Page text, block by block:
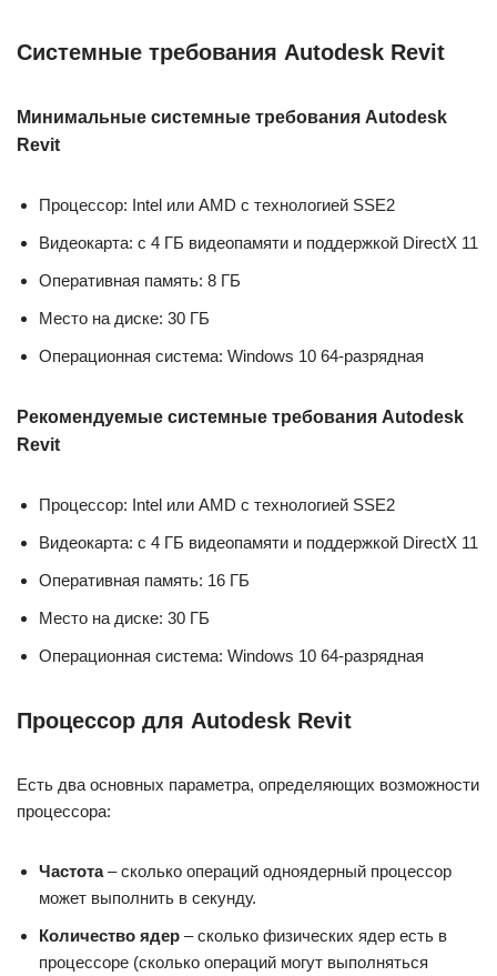
Системные требования Autodesk Revit
Минимальные системные требования Autodesk
Revit
Процессор: Intel или AMD с технологией SSE2
Видеокарта: с 4 ГБ видеопамяти и поддержкой DirectX 11
Оперативная память: 8 ГБ
Место на диске: 30 ГБ
Операционная система: Windows 10 64-разрядная
Рекомендуемые системные требования Autodesk
Revit
Процессор: Intel или AMD с технологией SSE2
Видеокарта: с 4 ГБ видеопамяти и поддержкой DirectX 11
Оперативная память: 16 ГБ
Место на диске: 30 ГБ
Операционная система: Windows 10 64-разрядная
Процессор для Autodesk Revit
Есть два основных параметра, определяющих возможности
процессора:
Частота– сколько операций одноядерный процессор
может выполнить в секунду.
Количество ядер – сколько физических ядер есть в
процессоре (сколько операций могут выполняться